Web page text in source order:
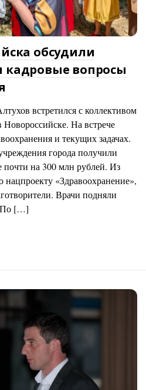
обсудили
вопросы
встретился с коллективом
На встрече
и текущих задачах.
города получили
почти на 300 млн рублей. Из
«Здравоохранение»,
Врачи подняли
По […]